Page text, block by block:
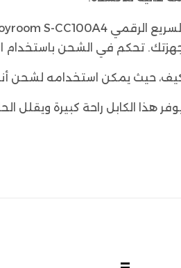
حيث يمكن استخدامه لشحن
هذا الكابل راحة كبيرة ويقلل